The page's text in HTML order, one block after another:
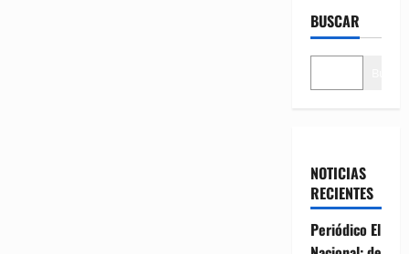
BUSCAR
NOTICIAS
RECIENTES
Periódico El